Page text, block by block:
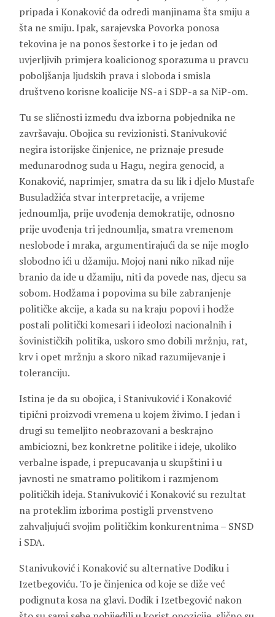
pripada i Konaković da odredi manjinama šta smiju a
šta ne smiju. Ipak, sarajevska Povorka ponosa
tekovina je na ponos šestorke i to je jedan od
uvjerljivih primjera koalicionog sporazuma u pravcu
poboljšanja ljudskih prava i sloboda i smisla
društveno korisne koalicije NS-a i SDP-a sa NiP-om.
Tu se sličnosti između dva izborna pobjednika ne
završavaju. Obojica su revizionisti. Stanivuković
negira istorijske činjenice, ne priznaje presude
međunarodnog suda u Hagu, negira genocid, a
Konaković, naprimjer, smatra da su lik i djelo Mustafe
Busuladžića stvar interpretacije, a vrijeme
jednoumlja, prije uvođenja demokratije, odnosno
prije uvođenja tri jednoumlja, smatra vremenom
neslobode i mraka, argumentirajući da se nije moglo
slobodno ići u džamiju. Mojoj nani niko nikad nije
branio da ide u džamiju, niti da povede nas, djecu sa
sobom. Hodžama i popovima su bile zabranjenje
političke akcije, a kada su na kraju popovi i hodže
postali politički komesari i ideolozi nacionalnih i
šovinističkih politika, uskoro smo dobili mržnju, rat,
krv i opet mržnju a skoro nikad razumijevanje i
toleranciju.
Istina je da su obojica, i Stanivuković i Konaković
tipični proizvodi vremena u kojem živimo. I jedan i
drugi su temeljito neobrazovani a beskrajno
ambiciozni, bez konkretne politike i ideje, ukoliko
verbalne ispade, i prepucavanja u skupštini i u
javnosti ne smatramo politikom i razmjenom
političkih ideja. Stanivuković i Konaković su rezultat
na proteklim izborima postigli prvenstveno
zahvaljujući svojim političkim konkurentnima – SNSD
i SDA.
Stanivuković i Konaković su alternative Dodiku i
Izetbegoviću. To je činjenica od koje se diže već
podignuta kosa na glavi. Dodik i Izetbegović nakon